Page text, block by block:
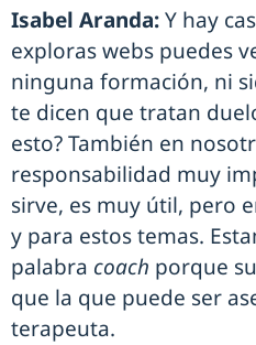
Isabel Aranda:Y hay
exploras webs puedes
ninguna formación, ni
te dicen que tratan
esto? También en
responsabilidad muy
sirve, es muy útil, pero
y para estos temas.
palabra coach porque
que la que puede ser
terapeuta.